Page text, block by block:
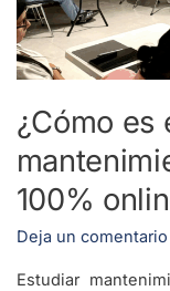
¿Cómo es
100%
Deja un comentario
Estudiar
online
desde
LATAM?